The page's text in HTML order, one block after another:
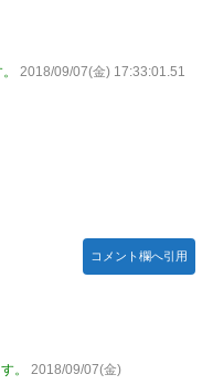
2018/09/07(金) 17:33:01.51
コメント欄へ引用
。
2018/09/07(金)